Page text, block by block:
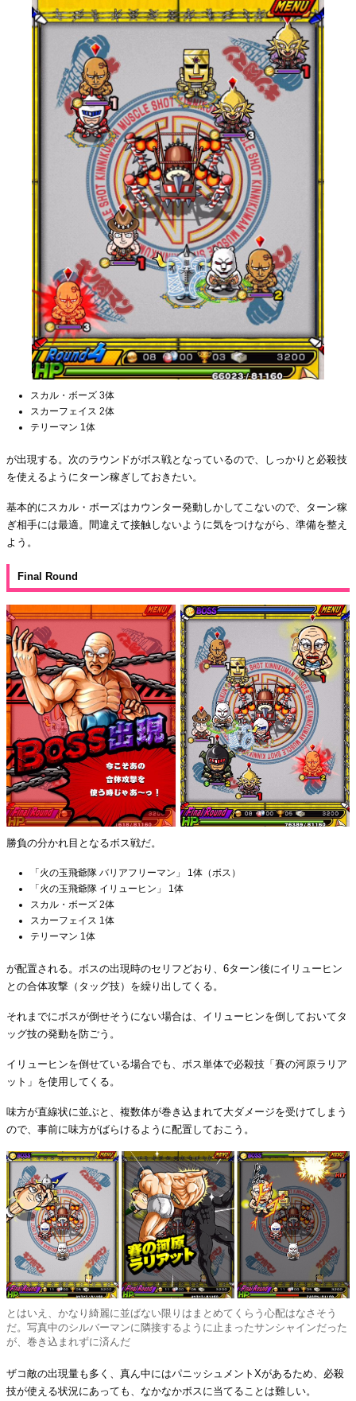
スカル・ボーズ 3体
スカーフェイス 2体
テリーマン 1体
が出現する。次のラウンドがボス戦となっているので、しっかりと必殺技
を使えるようにターン稼ぎしておきたい。
基本的にスカル・ボーズはカウンター発動しかしてこないので、ターン稼
ぎ相手には最適。間違えて接触しないように気をつけながら、準備を整え
よう。
Final Round
勝負の分かれ目となるボス戦だ。
「火の玉飛爺隊 バリアフリーマン」 1体（ボス）
「火の玉飛爺隊 イリューヒン」 1体
スカル・ボーズ 2体
スカーフェイス 1体
テリーマン 1体
が配置される。ボスの出現時のセリフどおり、6ターン後にイリューヒン
との合体攻撃（タッグ技）を繰り出してくる。
それまでにボスが倒せそうにない場合は、イリューヒンを倒しておいてタ
ッグ技の発動を防ごう。
イリューヒンを倒せている場合でも、ボス単体で必殺技「賽の河原ラリア
ット」を使用してくる。
味方が直線状に並ぶと、複数体が巻き込まれて大ダメージを受けてしまう
ので、事前に味方がばらけるように配置しておこう。
とはいえ、かなり綺麗に並ばない限りはまとめてくらう心配はなさそう
だ。写真中のシルバーマンに隣接するように止まったサンシャインだった
が、巻き込まれずに済んだ
ザコ敵の出現量も多く、真ん中にはパニッシュメントXがあるため、必殺
技が使える状況にあっても、なかなかボスに当てることは難しい。